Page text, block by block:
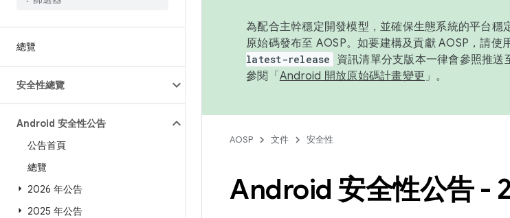
總覽
安全性總覽
Android 安全性公告
公告首頁
總覽
2026 年公告
2025 年公告
為配合主幹穩定開發模型，並確保生態系統的平台
原始碼發布至 AOSP。如要建構及貢獻 AOSP，請使
latest-release
資訊清單分支版本一律會參照推
參閱「 Android 開放原始碼計畫變更 」。
AOSP 文件 安全性
Android 安全性公告 -